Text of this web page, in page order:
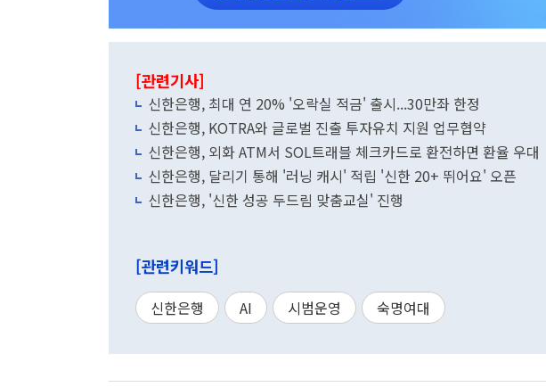
[관련기사]
신한은행, 최대 연 20% '오락실 적금' 출시...30만좌 한정
신한은행, KOTRA와 글로벌 진출 투자유치 지원 업무협약
신한은행, 외화 ATM서 SOL트래블 체크카드로 환전하면 환율 우대
신한은행, 달리기 통해 '러닝 캐시' 적립 '신한 20+ 뛰어요' 오픈
신한은행, '신한 성공 두드림 맞춤교실' 진행
[관련키워드]
신한은행 AI 시범운영 숙명여대